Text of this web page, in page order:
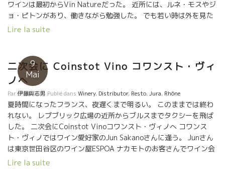
ワインは最初からVin Natureだった。 近所には、ルネ・モスやジ
ョ・ピトンがあり、働きながら勉強した。 でも若い時は外を見た
くて、ルシオン地方、コルシカ島、ジュラ地方、ブルゴーニュなど
て独立。 たった３ヘクタールの畑を庭師のように丹念に世話をし
ているダミアン。 そんなダミアンに天からメッセージをもらって
いる。 ここ２年間、天候不良により収穫が半分以下という試練を
もらっている。 それでも黙々と畑にでて葡萄と会話をするように
世話をしているダミアン。 去年の今頃、突然
の５月の寒波で元気に発芽していた芽が凍ってしまった。 今年
は、完璧な状態でスクスクと伸びている。 何とか、このまま収穫
までたどり着きたものです。
Lire la suite
9
Mai
二次会に Coinstot Vino コワンスト・ヴィ
ノへ
Par伊藤與志男 Publié dans Winery, Distributor, Resto,Jura, Rhône
夏時間になったフランス、夜遅くまで明るい。 このままでは終わ
れない。 レプブリック広場の近所からブルスまでタクシーを飛ば
した。 二次会にCoinstot Vinoコワンスト・ヴィノへ コワンス
ト・ヴィノではワイン愛好家のJun Sakanoさんに逢う。 Junさん
は東京世田谷区のワイン屋ESPOA ナカモトのお客さんでワイン会
にて何度かお逢いしている。 なんと、偶然にもパリで逢うとは凄
Lire la suite